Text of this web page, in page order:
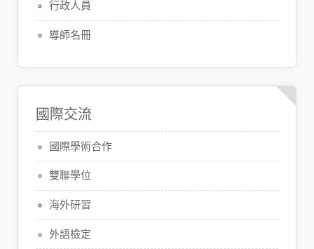
行政人員
導師名冊
國際交流
國際學術合作
雙聯學位
海外研習
外語檢定